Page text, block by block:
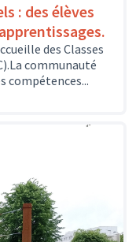
: des élèves
des Classes
communauté
compétences...